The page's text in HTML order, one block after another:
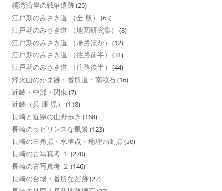
橘湾沿岸の戦争遺跡(25)
江戸期のみさき道 （全 般） (63)
江戸期のみさき道 （地図研究集） (8)
江戸期のみさき道 （帰路ほか） (12)
江戸期のみさき道 （往路前半） (31)
江戸期のみさき道 （往路後半） (44)
烽火山のかま跡・番所道・南畝石(16)
近畿・中部・関東 (7)
近畿（兵 庫 県） (118)
長崎と近県の山野歩き (168)
長崎のラビリンスな風景 (123)
長崎の三角点・水準点・地理局測点 (30)
長崎の古写真考 １ (270)
長崎の古写真考 ２ (146)
長崎の台場・番所など跡(22)